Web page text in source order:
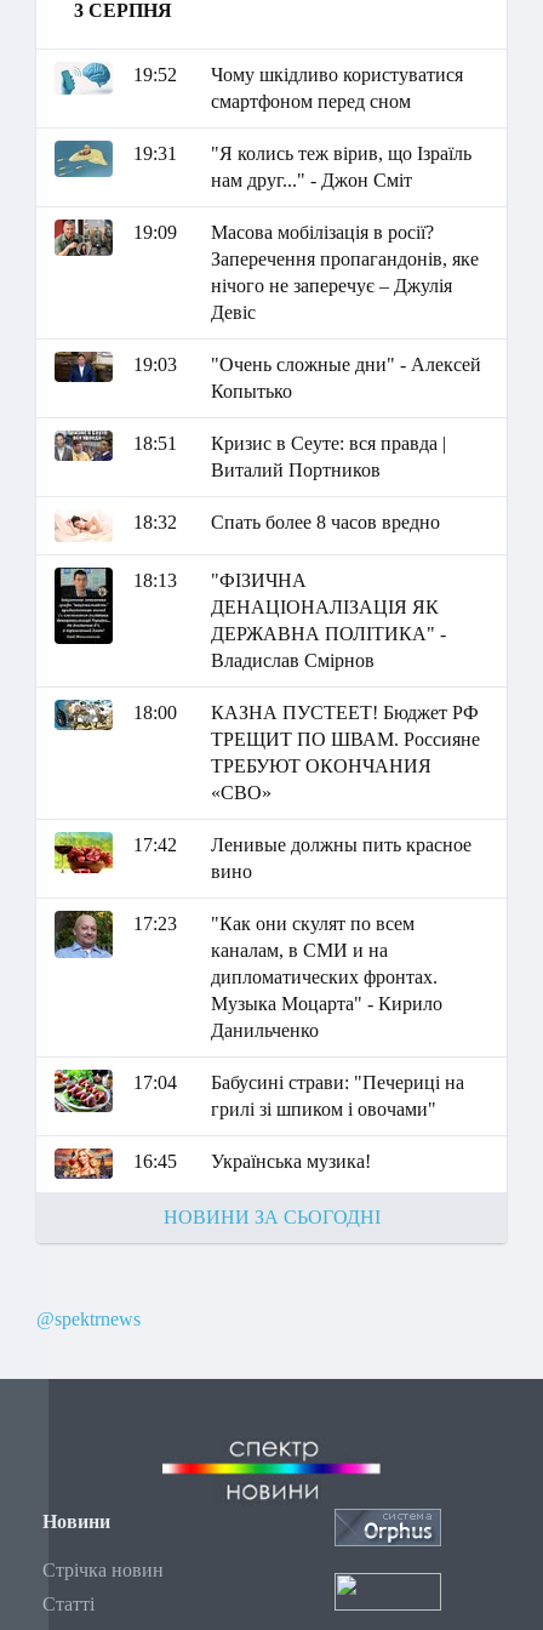
3 СЕРПНЯ
19:52
Чому шкідливо користуватися
смартфоном перед сном
19:31
"Я колись теж вірив, що Ізраїль
нам друг..." - Джон Сміт
19:09
Масова мобілізація в росії?
Заперечення пропагандонів, яке
нічого не заперечує – Джулія
Девіс
19:03
"Очень сложные дни" - Алексей
Копытько
18:51
Кризис в Сеуте: вся правда |
Виталий Портников
18:32 Спать более 8 часов вредно
18:13
"ФІЗИЧНА
ДЕНАЦІОНАЛІЗАЦІЯ ЯК
ДЕРЖАВНА ПОЛІТИКА" -
Владислав Смірнов
18:00
КАЗНА ПУСТЕЕТ! Бюджет РФ
ТРЕЩИТ ПО ШВАМ. Россияне
ТРЕБУЮТ ОКОНЧАНИЯ
«СВО»
17:42
Ленивые должны пить красное
вино
17:23
"Как они скулят по всем
каналам, в СМИ и на
дипломатических фронтах.
Музыка Моцарта" - Кирило
Данильченко
17:04
Бабусині страви: "Печериці на
грилі зі шпиком і овочами"
16:45 Українська музика!
НОВИНИ ЗА СЬОГОДНІ
@spektrnews
Новини
Стрічка новин
Статті